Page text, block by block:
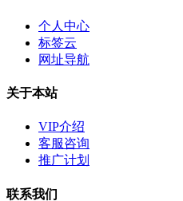
个人中心
标签云
网址导航
关于本站
VIP介绍
客服咨询
推广计划
联系我们